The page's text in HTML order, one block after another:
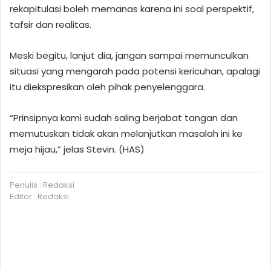
rekapitulasi boleh memanas karena ini soal perspektif,
tafsir dan realitas.
Meski begitu, lanjut dia, jangan sampai memunculkan
situasi yang mengarah pada potensi kericuhan, apalagi
itu diekspresikan oleh pihak penyelenggara.
“Prinsipnya kami sudah saling berjabat tangan dan
memutuskan tidak akan melanjutkan masalah ini ke
meja hijau,” jelas Stevin. (HAS)
Penulis : Redaksi
Editor : Redaksi